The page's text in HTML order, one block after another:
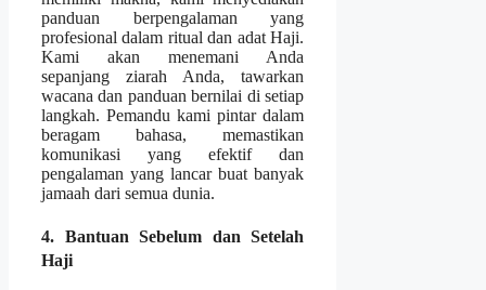
panduan berpengalaman yang
profesional dalam ritual dan adat Haji.
Kami akan menemani Anda
sepanjang ziarah Anda, tawarkan
wacana dan panduan bernilai di setiap
langkah. Pemandu kami pintar dalam
beragam bahasa, memastikan
komunikasi yang efektif dan
pengalaman yang lancar buat banyak
jamaah dari semua dunia.
4. Bantuan Sebelum dan Setelah
Haji